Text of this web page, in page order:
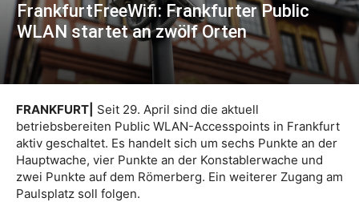
FrankfurtFreeWifi: Frankfurter Public
WLAN startet an zwölf Orten
FRANKFURT| Seit 29. April sind die aktuell
betriebsbereiten Public WLAN-Accesspoints in Frankfurt
aktiv geschaltet. Es handelt sich um sechs Punkte an der
Hauptwache, vier Punkte an der Konstablerwache und
zwei Punkte auf dem Römerberg. Ein weiterer Zugang am
Paulsplatz soll folgen.